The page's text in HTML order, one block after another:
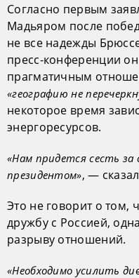
Согласно первым
Мадьяром после
не все надежды
пресс-конференции он
прагматичным
«географию не
некоторое время
энергоресурсов.
«Нам придется сесть за
президентом», —
Это не говорит о том,
дружбу с Россией,
разрыву отношений.
«Необходимо усилить